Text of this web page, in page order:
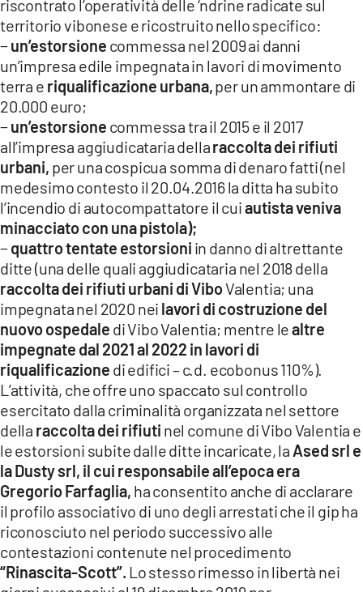
riscontrato l’operatività delle ‘ndrine radicate sul
territorio vibonese e ricostruito nello specifico:
−un’estorsione commessa nel 2009 ai danni
un’impresa edile impegnata in lavori di movimento
terra e riqualificazione urbana,per un ammontare di
20.000 euro;
−un’estorsione commessa tra il 2015 e il 2017
all’impresa aggiudicataria dellaraccolta dei rifiuti
urbani, per una cospicua somma di denaro fatti (nel
medesimo contesto il 20.04.2016 la ditta ha subito
l’incendio di autocompattatore il cuiautista veniva
minacciato con una pistola);
−quattro tentate estorsioni in danno di altrettante
ditte (una delle quali aggiudicataria nel 2018 della
raccolta dei rifiuti urbani di ViboValentia; una
impegnata nel 2020 nei lavori di costruzione del
nuovo ospedale di Vibo Valentia; mentre lealtre
impegnate dal 2021 al 2022 in lavori di
riqualificazione di edifici – c.d. ecobonus 110%).
L’attività, che offre uno spaccato sul controllo
esercitato dalla criminalità organizzata nel settore
della raccolta dei rifiuti nel comune di Vibo Valentia e
le estorsioni subite dalle ditte incaricate, la Ased srl e
la Dusty srl, il cui responsabile all’epoca era
Gregorio Farfaglia, ha consentito anche di acclarare
il profilo associativo di uno degli arrestati che il gip ha
riconosciuto nel periodo successivo alle
contestazioni contenute nel procedimento
“Rinascita-Scott”. Lo stesso rimesso in libertà nei